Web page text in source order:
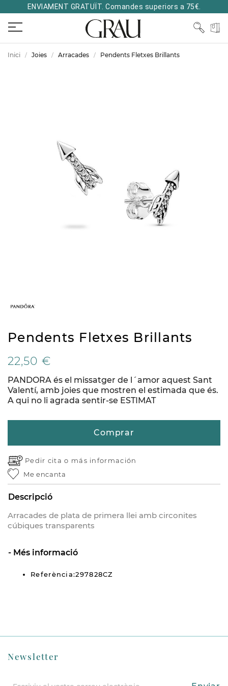
ENVIAMENT GRATUÏT. Comandes superiors a 75€.
Inici Joies Arracades Pendents Fletxes Brillants
Pendents Fletxes Brillants
22,50 €
PANDORA és el missatger de l´amor aquest Sant
Valentí, amb joies que mostren el estimada que és.
A qui no li agrada sentir-se ESTIMAT
Comprar
Pedir cita o más información
Me encanta
Descripció
Arracades de plata de primera llei amb circonites
cúbiques transparents
Més informació
Referència:297828CZ
Newsletter